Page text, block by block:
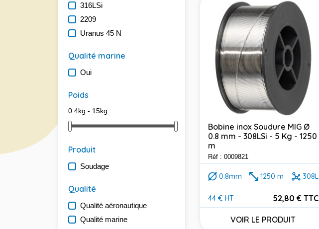
316LSi
2209
Uranus 45 N
Qualité marine
Oui
Poids
0.4kg - 15kg
Produit
Soudage
Qualité
Qualité aéronautique
Qualité marine
Bobine inox Soudure MIG Ø
0.8 mm - 308LSi - 5 Kg - 1250
m
Réf : 0009821
0.8mm 1250 m 308L
44 € HT
Prix
52,80 € TTC
VOIR LE PRODUIT